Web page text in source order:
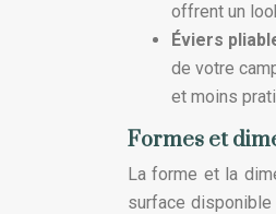
offrent un
Éviers
de votre
et moins
Formes et
La forme et la
surface